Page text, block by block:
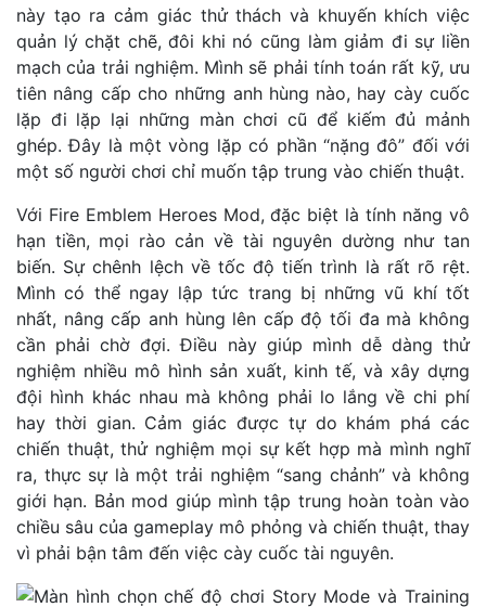
này tạo ra cảm giác thử thách và khuyến khích việc
quản lý chặt chẽ, đôi khi nó cũng làm giảm đi sự liền
mạch của trải nghiệm. Mình sẽ phải tính toán rất kỹ, ưu
tiên nâng cấp cho những anh hùng nào, hay cày cuốc
lặp đi lặp lại những màn chơi cũ để kiếm đủ mảnh
ghép. Đây là một vòng lặp có phần “nặng đô” đối với
một số người chơi chỉ muốn tập trung vào chiến thuật.
Với Fire Emblem Heroes Mod, đặc biệt là tính năng vô
hạn tiền, mọi rào cản về tài nguyên dường như tan
biến. Sự chênh lệch về tốc độ tiến trình là rất rõ rệt.
Mình có thể ngay lập tức trang bị những vũ khí tốt
nhất, nâng cấp anh hùng lên cấp độ tối đa mà không
cần phải chờ đợi. Điều này giúp mình dễ dàng thử
nghiệm nhiều mô hình sản xuất, kinh tế, và xây dựng
đội hình khác nhau mà không phải lo lắng về chi phí
hay thời gian. Cảm giác được tự do khám phá các
chiến thuật, thử nghiệm mọi sự kết hợp mà mình nghĩ
ra, thực sự là một trải nghiệm “sang chảnh” và không
giới hạn. Bản mod giúp mình tập trung hoàn toàn vào
chiều sâu của gameplay mô phỏng và chiến thuật, thay
vì phải bận tâm đến việc cày cuốc tài nguyên.